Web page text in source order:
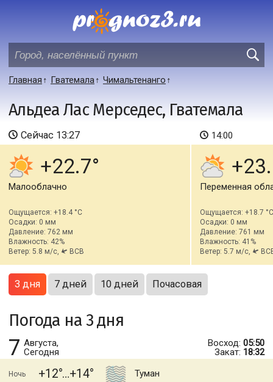
Главная Гватемала Чимальтенанго
Альдеа Лас Мерседес, Гватемала
Сейчас 13:27
+22.7
Малооблачно
Ощущается: +18.4 °C
Осадки: 0 мм
Давление: 762 мм
Влажность: 42%
Ветер: 5.8 м/с,
ВСВ
14:00
Переменная
Ощущается: +18.7 °C
Осадки: 0 мм
Давление: 761 мм
Влажность: 41%
Ветер: 5.7 м/с,
3 дня 7 дней 10 дней Почасовая
Погода на 3 дня
7 Августа,
Сегодня
Восход: 05:50
Закат: 18:32
Ночь +12 +14 Туман